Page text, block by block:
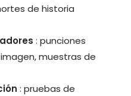
de historia
: punciones
muestras de
: pruebas de